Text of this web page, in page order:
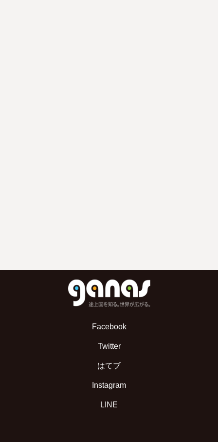
Facebook
Twitter
はてブ
Instagram
LINE